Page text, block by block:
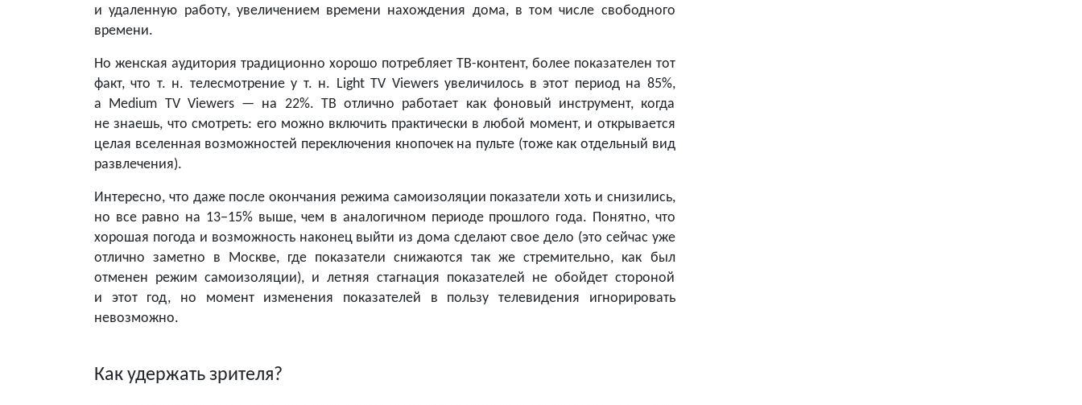
и удаленную работу, увеличением времени нахождения дома, в том числе свободного
времени.
Но женская аудитория традиционно хорошо потребляет ТВ-контент, более показателен тот
факт, что т. н. телесмотрение у т. н. Light TV Viewers увеличилось в этот период на 85%,
а Medium TV Viewers — на 22%. ТВ отлично работает как фоновый инструмент, когда
не знаешь, что смотреть: его можно включить практически в любой момент, и открывается
целая вселенная возможностей переключения кнопочек на пульте (тоже как отдельный вид
развлечения).
Интересно, что даже после окончания режима самоизоляции показатели хоть и снизились,
но все равно на 13−15% выше, чем в аналогичном периоде прошлого года. Понятно, что
хорошая погода и возможность наконец выйти из дома сделают свое дело (это сейчас уже
отлично заметно в Москве, где показатели снижаются так же стремительно, как был
отменен режим самоизоляции), и летняя стагнация показателей не обойдет стороной
и этот год, но момент изменения показателей в пользу телевидения игнорировать
невозможно.
Как удержать зрителя?